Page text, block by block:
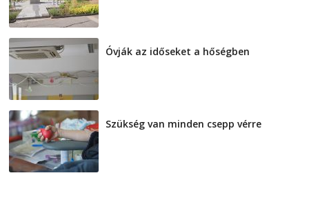
Óvják az időseket a hőségben
Szükség van minden csepp vérre